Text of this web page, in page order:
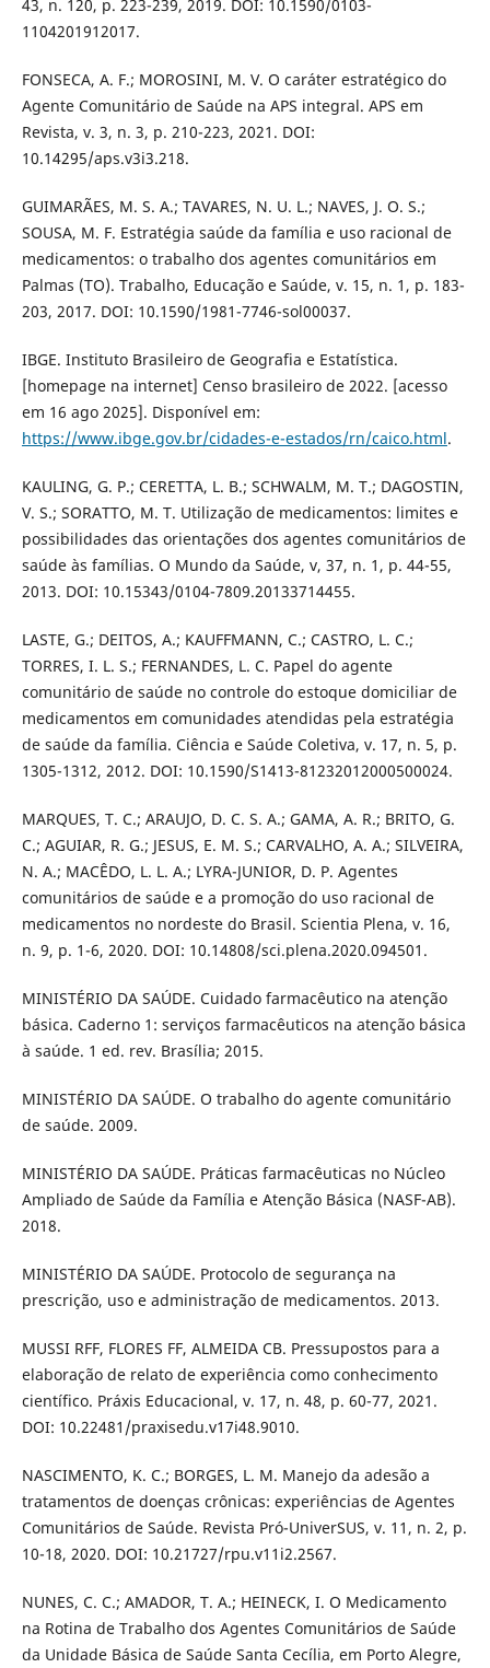
43, n. 120, p. 223-239, 2019. DOI: 10.1590/0103-
1104201912017.
FONSECA, A. F.; MOROSINI, M. V. O caráter estratégico do
Agente Comunitário de Saúde na APS integral. APS em
Revista, v. 3, n. 3, p. 210-223, 2021. DOI:
10.14295/aps.v3i3.218.
GUIMARÃES, M. S. A.; TAVARES, N. U. L.; NAVES, J. O. S.;
SOUSA, M. F. Estratégia saúde da família e uso racional de
medicamentos: o trabalho dos agentes comunitários em
Palmas (TO). Trabalho, Educação e Saúde, v. 15, n. 1, p. 183-
203, 2017. DOI: 10.1590/1981-7746-sol00037.
IBGE. Instituto Brasileiro de Geografia e Estatística.
[homepage na internet] Censo brasileiro de 2022. [acesso
em 16 ago 2025]. Disponível em:
https://www.ibge.gov.br/cidades-e-estados/rn/caico.html.
KAULING, G. P.; CERETTA, L. B.; SCHWALM, M. T.; DAGOSTIN,
V. S.; SORATTO, M. T. Utilização de medicamentos: limites e
possibilidades das orientações dos agentes comunitários de
saúde às famílias. O Mundo da Saúde, v, 37, n. 1, p. 44-55,
2013. DOI: 10.15343/0104-7809.20133714455.
LASTE, G.; DEITOS, A.; KAUFFMANN, C.; CASTRO, L. C.;
TORRES, I. L. S.; FERNANDES, L. C. Papel do agente
comunitário de saúde no controle do estoque domiciliar de
medicamentos em comunidades atendidas pela estratégia
de saúde da família. Ciência e Saúde Coletiva, v. 17, n. 5, p.
1305-1312, 2012. DOI: 10.1590/S1413-81232012000500024.
MARQUES, T. C.; ARAUJO, D. C. S. A.; GAMA, A. R.; BRITO, G.
C.; AGUIAR, R. G.; JESUS, E. M. S.; CARVALHO, A. A.; SILVEIRA,
N. A.; MACÊDO, L. L. A.; LYRA-JUNIOR, D. P. Agentes
comunitários de saúde e a promoção do uso racional de
medicamentos no nordeste do Brasil. Scientia Plena, v. 16,
n. 9, p. 1-6, 2020. DOI: 10.14808/sci.plena.2020.094501.
MINISTÉRIO DA SAÚDE. Cuidado farmacêutico na atenção
básica. Caderno 1: serviços farmacêuticos na atenção básica
à saúde. 1 ed. rev. Brasília; 2015.
MINISTÉRIO DA SAÚDE. O trabalho do agente comunitário
de saúde. 2009.
MINISTÉRIO DA SAÚDE. Práticas farmacêuticas no Núcleo
Ampliado de Saúde da Família e Atenção Básica (NASF-AB).
2018.
MINISTÉRIO DA SAÚDE. Protocolo de segurança na
prescrição, uso e administração de medicamentos. 2013.
MUSSI RFF, FLORES FF, ALMEIDA CB. Pressupostos para a
elaboração de relato de experiência como conhecimento
científico. Práxis Educacional, v. 17, n. 48, p. 60-77, 2021.
DOI: 10.22481/praxisedu.v17i48.9010.
NASCIMENTO, K. C.; BORGES, L. M. Manejo da adesão a
tratamentos de doenças crônicas: experiências de Agentes
Comunitários de Saúde. Revista Pró-UniverSUS, v. 11, n. 2, p.
10-18, 2020. DOI: 10.21727/rpu.v11i2.2567.
NUNES, C. C.; AMADOR, T. A.; HEINECK, I. O Medicamento
na Rotina de Trabalho dos Agentes Comunitários de Saúde
da Unidade Básica de Saúde Santa Cecília, em Porto Alegre,